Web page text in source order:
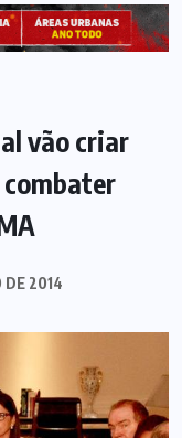
vão criar
DE 2014